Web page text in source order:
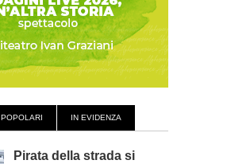
POPOLARI IN EVIDENZA
Pirata della strada si